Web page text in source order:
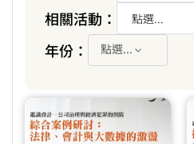
相關活動：
年份：
點選...